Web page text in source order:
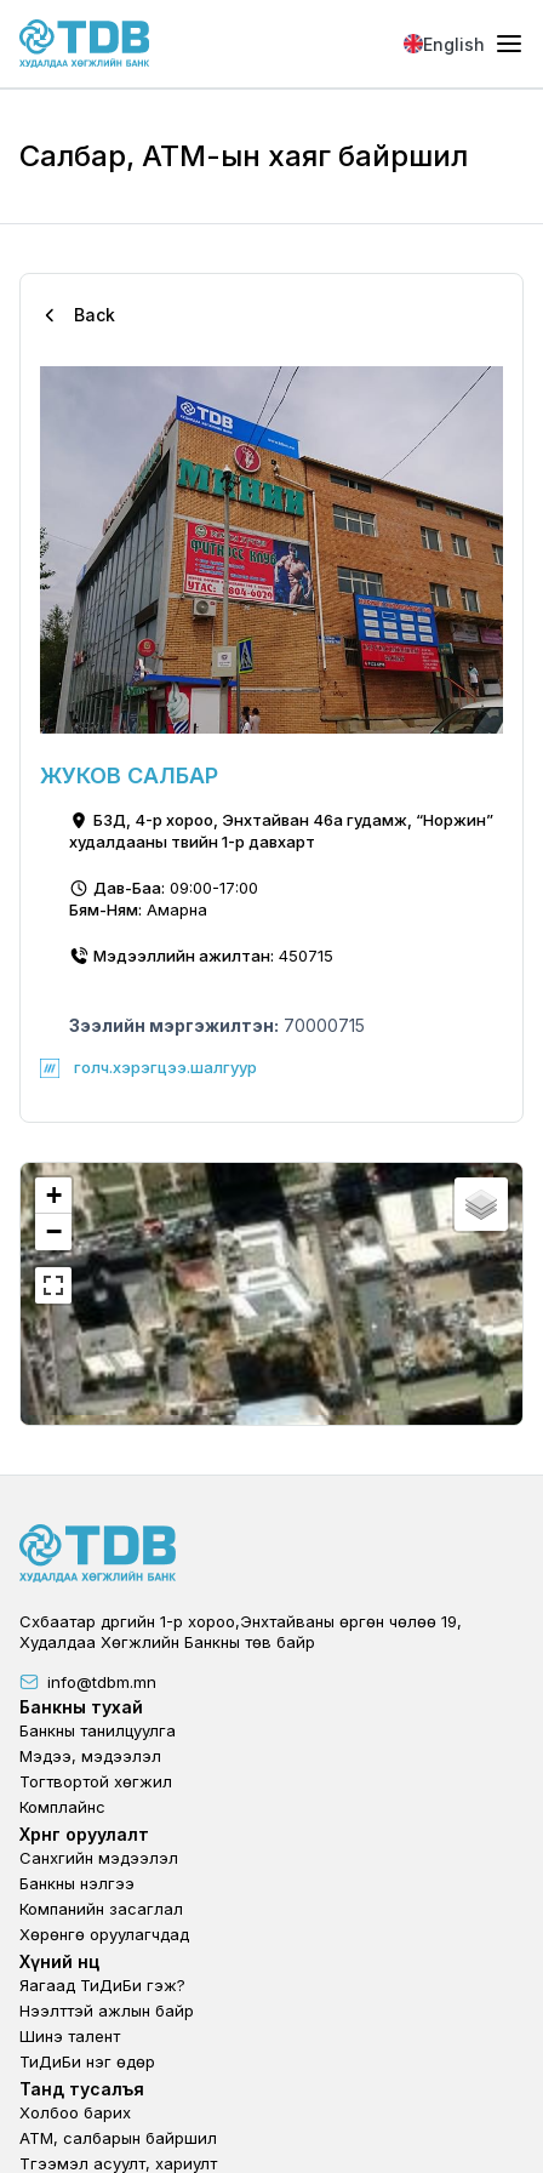
Skip to main content
English
Салбар, АТМ-ын хаяг байршил
Back
ЖУКОВ САЛБАР
БЗД, 4-р хороо, Энхтайван 46а гудамж, “Норжин”
худалдааны төвийн 1-р давхарт
Дав-Баа: 09:00-17:00
Бям-Ням: Амарна
Мэдээллийн ажилтан: 450715
Зээлийн мэргэжилтэн: 70000715
голч.хэрэгцээ.шалгуур
+
−
Сүхбаатар дүүргийн 1-р хороо,Энхтайваны өргөн чөлөө 19,
Худалдаа Хөгжлийн Банкны төв байр
info@tdbm.mn
Footer
Банкны тухай
Банкны танилцуулга
Мэдээ, мэдээлэл
Тогтвортой хөгжил
Комплайнс
Footer third
Хөрөнгө оруулалт
Санхүүгийн мэдээлэл
Банкны үнэлгээ
Компанийн засаглал
Хөрөнгө оруулагчдад
Footer second
Хүний нөөц
Яагаад ТиДиБи гэж?
Нээлттэй ажлын байр
Шинэ талент
ТиДиБи нэг өдөр
Footer fourth
Танд тусалъя
Холбоо барих
ATM, салбарын байршил
Түгээмэл асуулт, хариулт